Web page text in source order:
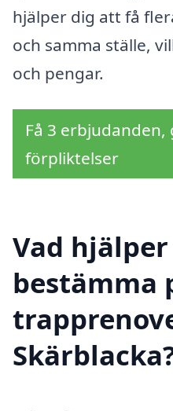
hjälper dig att få
och samma ställe,
och pengar.
Få 3
förpliktelser
Vad
bestämma